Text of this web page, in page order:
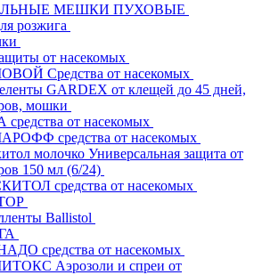
МЕШКИ ПУХОВЫЕ
розжига
от насекомых
Средства от насекомых
GARDEX от клещей до 45 дней,
мошки
от насекомых
средства от насекомых
молочко Универсальная защита от
150 мл (6/24)
средства от насекомых
Ballistol
средства от насекомых
Аэрозоли и спреи от